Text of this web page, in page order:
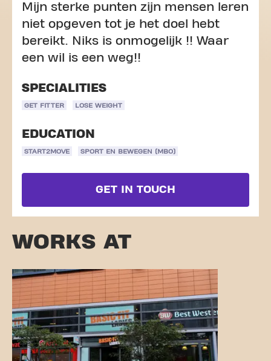
Mijn sterke punten zijn mensen leren
niet opgeven tot je het doel hebt
bereikt. Niks is onmogelijk !! Waar
een wil is een weg!!
SPECIALITIES
GET FITTER LOSE WEIGHT
EDUCATION
START2MOVE SPORT EN BEWEGEN (MBO)
GET IN TOUCH
WORKS AT